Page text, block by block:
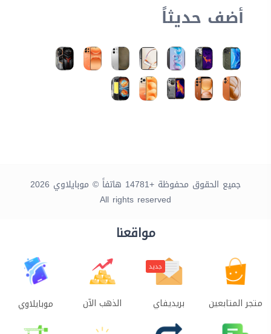
أضف حديثاً
جميع الحقوق محفوظة +14781 هاتفاً © موبايلاوي 2026
All rights reserved